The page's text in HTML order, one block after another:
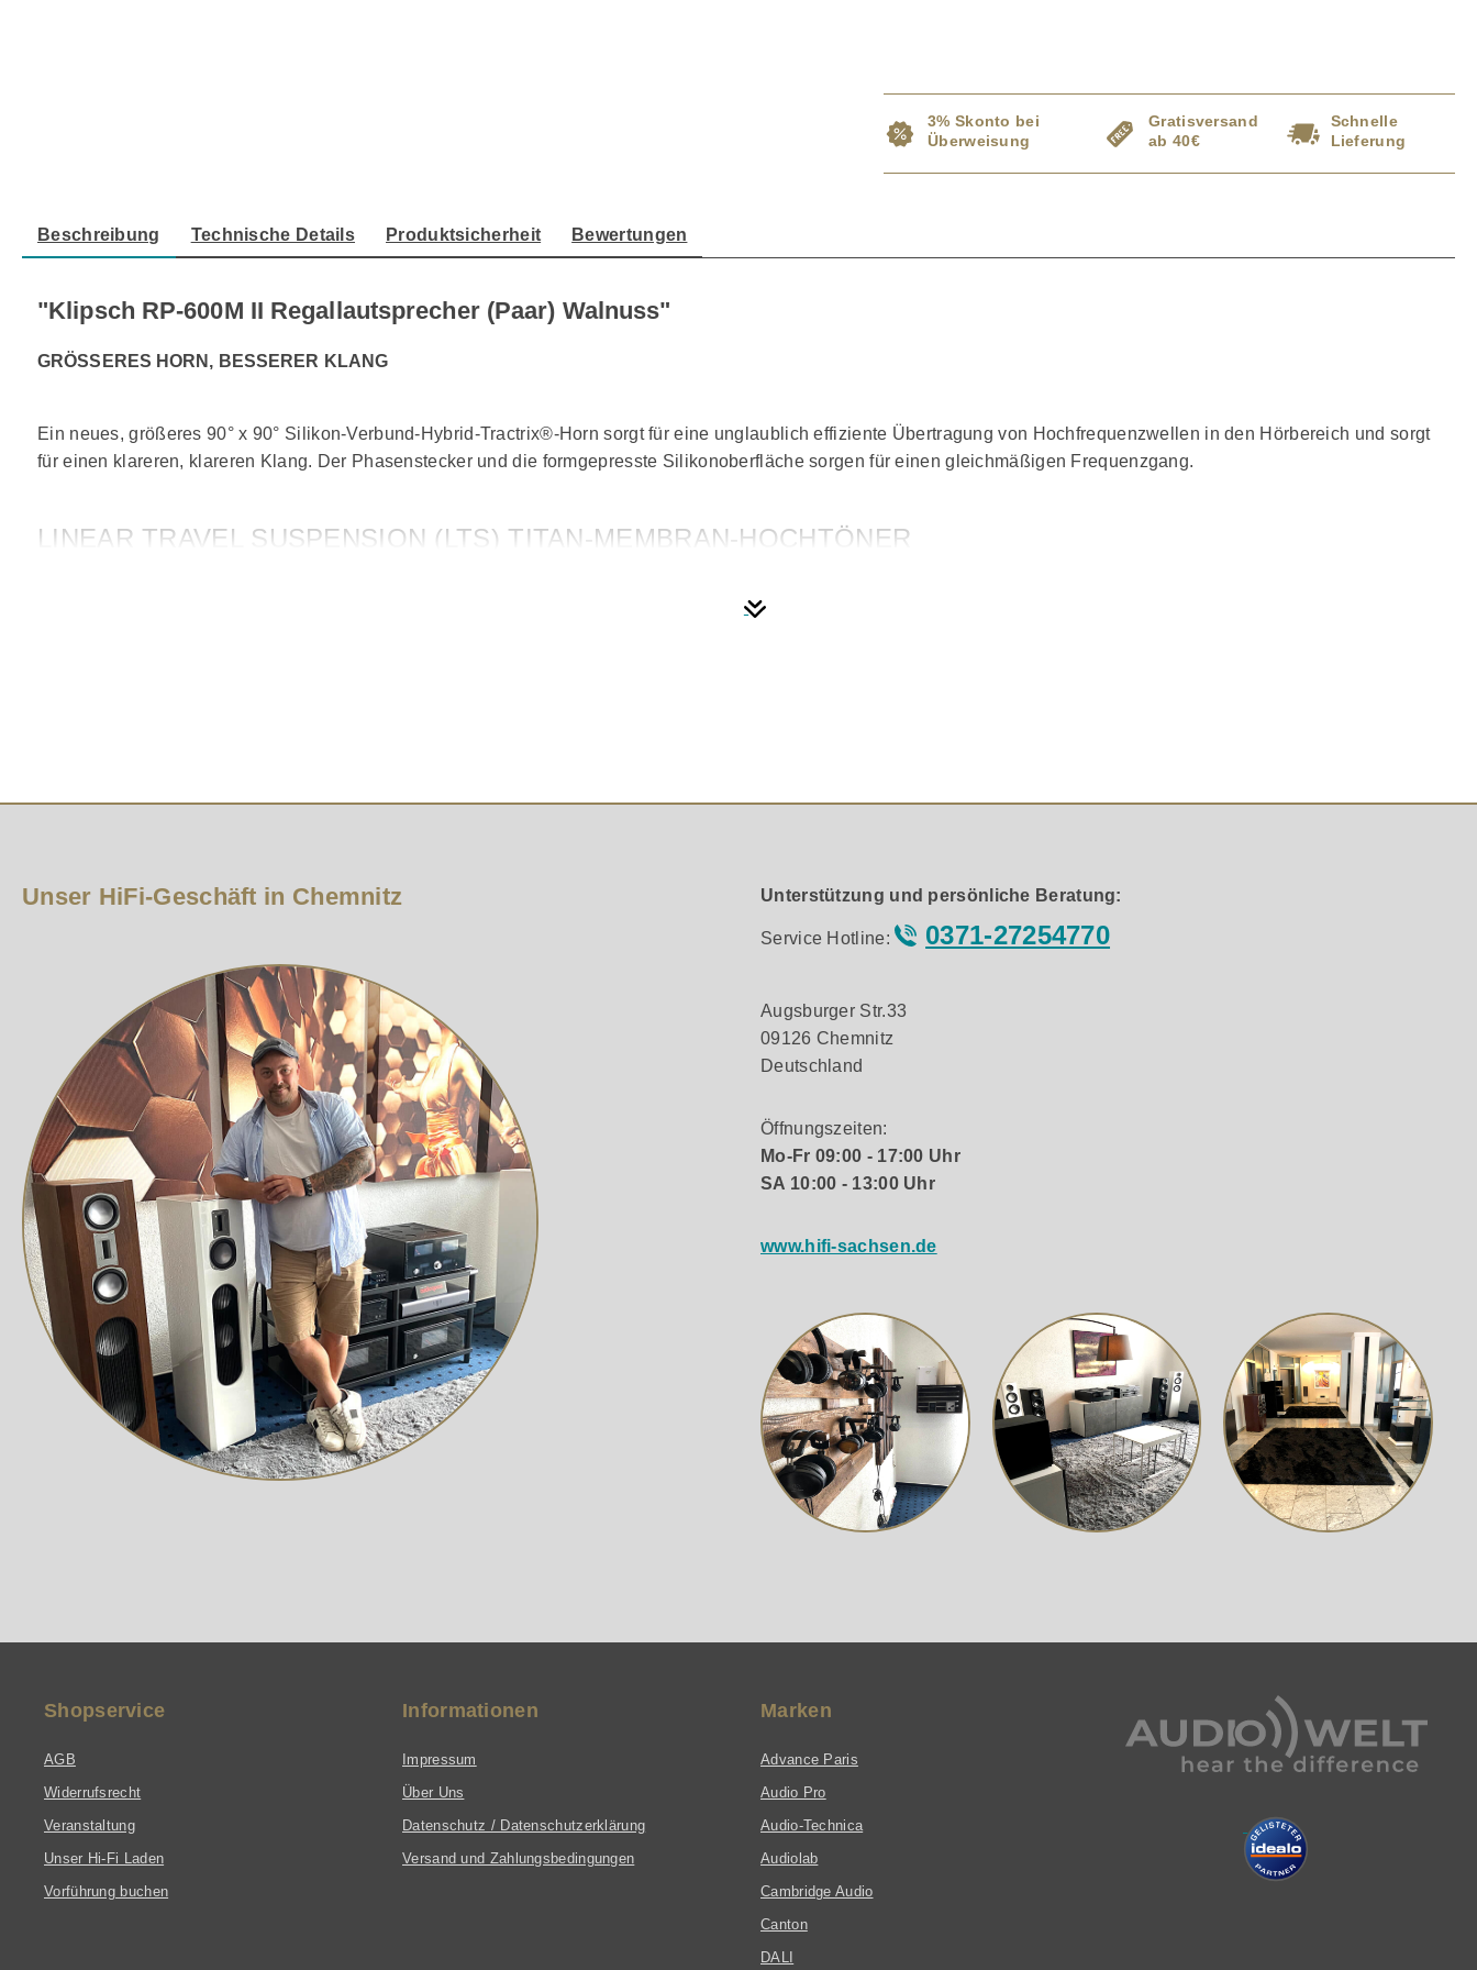
3% Skonto bei
Überweisung
Gratisversand
ab 40€
Schnelle
Lieferung
Beschreibung Technische Details Produktsicherheit Bewertungen
"Klipsch RP-600M II Regallautsprecher (Paar) Walnuss"
GRÖSSERES HORN, BESSERER KLANG
Ein neues, größeres 90° x 90° Silikon-Verbund-Hybrid-Tractrix®-Horn sorgt für eine unglaublich effiziente Übertragung von Hochfrequenzwellen in den Hörbereich und sorgt
für einen klareren, klareren Klang. Der Phasenstecker und die formgepresste Silikonoberfläche sorgen für einen gleichmäßigen Frequenzgang.
LINEAR TRAVEL SUSPENSION (LTS) TITAN-MEMBRAN-HOCHTÖNER
Das exklusive 1-Zoll-LTS minimiert Verzerrungen und sorgt für eine verbesserte, detaillierte Leistung. LTS-Hochtöner sind ein Markenzeichen früherer Reference Premiere-
Hochfrequenzwiedergabe führt.
TRACTRIX-HAFEN
Durch die Verwendung der Tractrix-Geometrie ermöglicht der Reference Premiere-Anschluss die effizienteste und schnellste Luftübertragung aus dem Gehäuse, wodurch das
Anschlussgeräusch reduziert wird und für druckvollere tiefe Frequenzen und sauberere, kraftvollere Bässe sorgt.
BI-WIRING BI-AMPING-FÄHIGKEIT
Zwei Eingangsanschlüsse für Bi-Wiring/Bi-Amping-Funktionen trennen Hoch- und Niederfrequenzstrom in verschiedene Lautsprecherkabel und reduzieren so Verzerrungen für
klarere Mitteltöne. Bi-Amping ermöglicht eine weitere Optimierung der Leistung mit separaten externen Leistungsverstärkern für die Hochfrequenz- und Niederfrequenztreiber.
VÖLLIG NEUE KERAMIK-TIEFER
Ein charakteristisches Merkmal der Lautsprecher der Reference Premiere-Serie: Die Cerametallic™-Tieftöner des dualen 8-Zoll-Hauptkanals und des 6,5-Zoll-Höhenkanals
wurden für eine absolut makellose Klangwiedergabe, minimale Verzerrung und maximale Effizienz aktualisiert. Der neu gestaltete Tieftöner liefert die Kraft, Details und
Emotionen, die Sie von einem Klipsch Reference Premiere-Lautsprecher erwarten.
Unser HiFi-Geschäft in Chemnitz Unterstützung und persönliche Beratung:
Service Hotline: 0371-27254770
Augsburger Str.33
09126 Chemnitz
Deutschland
Öffnungszeiten:
Mo-Fr 09:00 - 17:00 Uhr
SA 10:00 - 13:00 Uhr
www.hifi-sachsen.de
Shopservice
AGB
Widerrufsrecht
Veranstaltung
Unser Hi-Fi Laden
Vorführung buchen
Informationen
Impressum
Über Uns
Datenschutz / Datenschutzerklärung
Versand und Zahlungsbedingungen
Marken
Advance Paris
Audio Pro
Audio-Technica
Audiolab
Cambridge Audio
Canton
DALI